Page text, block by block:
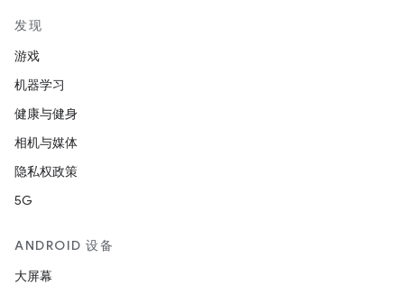
发现
游戏
机器学习
健康与健身
相机与媒体
隐私权政策
5G
ANDROID 设备
大屏幕